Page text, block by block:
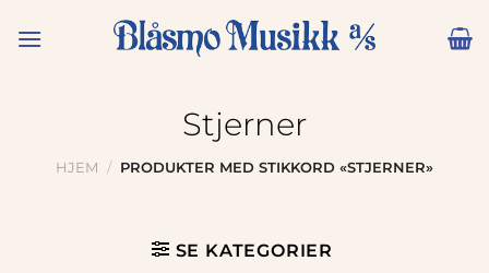
Stjerner
HJEM / PRODUKTER MED STIKKORD «STJERNER»
SE KATEGORIER